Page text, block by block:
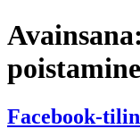
Avainsana:
Facebook-